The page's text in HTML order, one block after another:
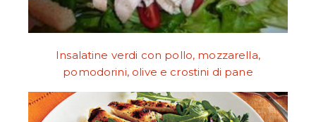
Insalatine verdi con pollo, mozzarella,
pomodorini, olive e crostini di pane